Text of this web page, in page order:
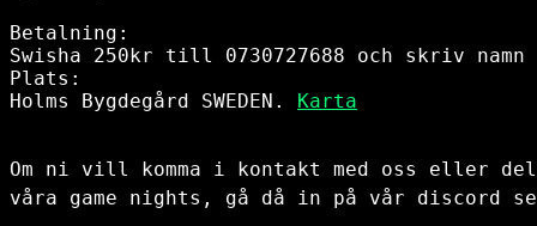
Betalning:
Swisha 250kr till 0730727688 och skriv namn
Plats:
Holms Bygdegård SWEDEN. Karta
Om ni vill komma i kontakt med oss eller
våra game nights, gå då in på vår discord